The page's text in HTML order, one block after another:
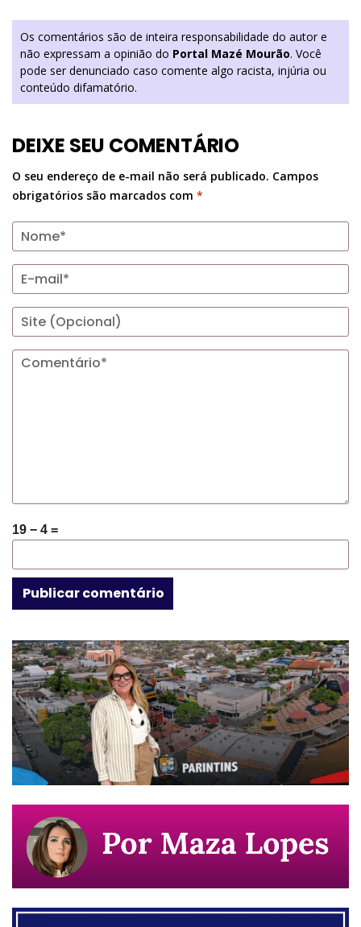
Os comentários são de inteira responsabilidade do autor e
não expressam a opinião do Portal Mazé Mourão. Você
pode ser denunciado caso comente algo racista, injúria ou
conteúdo difamatório.
DEIXE SEU COMENTÁRIO
O seu endereço de e-mail não será publicado. Campos
obrigatórios são marcados com *
19 − 4 =